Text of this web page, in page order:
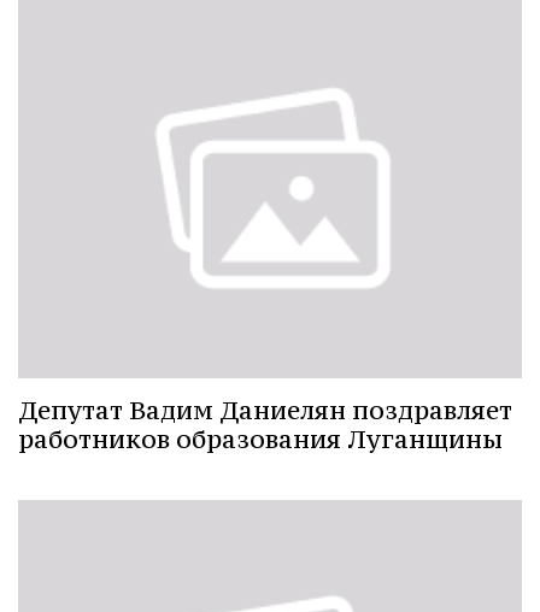
Депутат Вадим Даниелян поздравляет
работников образования Луганщины